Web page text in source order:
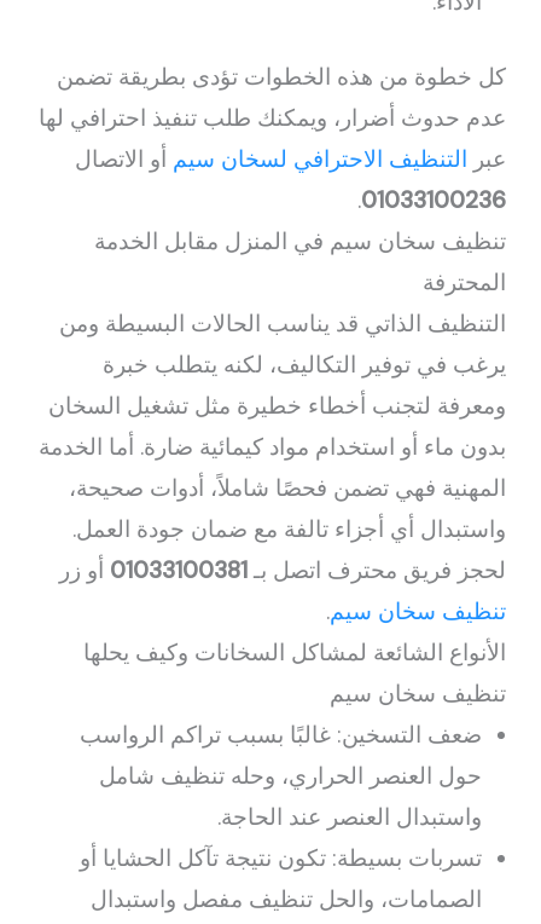
كل خطوة من هذه الخطوات تؤدى بطريقة تضمن
عدم حدوث أضرار، ويمكنك طلب تنفيذ احترافي لها
عبر التنظيف الاحترافي لسخان سيم أو الاتصال
01033100236
.
تنظيف سخان سيم في المنزل مقابل الخدمة
المحترفة
التنظيف الذاتي قد يناسب الحالات البسيطة ومن
يرغب في توفير التكاليف، لكنه يتطلب خبرة
ومعرفة لتجنب أخطاء خطيرة مثل تشغيل السخان
بدون ماء أو استخدام مواد كيمائية ضارة. أما الخدمة
المهنية فهي تضمن فحصًا شاملاً، أدوات صحيحة،
واستبدال أي أجزاء تالفة مع ضمان جودة العمل.
لحجز فريق محترف اتصل بـ01033100381 أو زر
تنظيف سخان سيم.
الأنواع الشائعة لمشاكل السخانات وكيف يحلها
تنظيف سخان سيم
ضعف التسخين: غالبًا بسبب تراكم الرواسب
حول العنصر الحراري، وحله تنظيف شامل
واستبدال العنصر عند الحاجة.
تسربات بسيطة: تكون نتيجة تآكل الحشايا أو
الصمامات، والحل تنظيف مفصل واستبدال